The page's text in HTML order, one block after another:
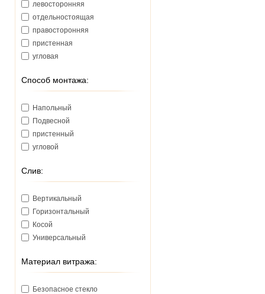
левосторонняя
отдельностоящая
правосторонняя
пристенная
угловая
Способ монтажа:
Напольный
Подвесной
пристенный
угловой
Слив:
Вертикальный
Горизонтальный
Косой
Универсальный
Материал витража:
Безопасное стекло